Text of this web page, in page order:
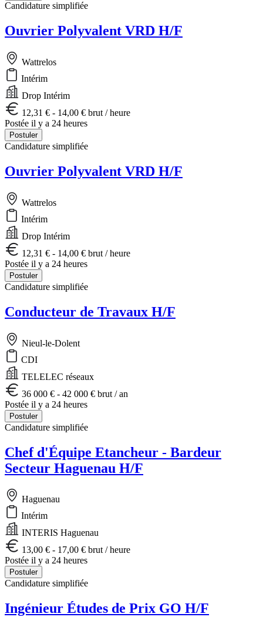
Candidature simplifiée
Ouvrier Polyvalent VRD H/F
Wattrelos
Intérim
Drop Intérim
12,31 € - 14,00 € brut / heure
Postée il y a 24 heures
Postuler
Candidature simplifiée
Ouvrier Polyvalent VRD H/F
Wattrelos
Intérim
Drop Intérim
12,31 € - 14,00 € brut / heure
Postée il y a 24 heures
Postuler
Candidature simplifiée
Conducteur de Travaux H/F
Nieul-le-Dolent
CDI
TELELEC réseaux
36 000 € - 42 000 € brut / an
Postée il y a 24 heures
Postuler
Candidature simplifiée
Chef d'Équipe Etancheur - Bardeur
Secteur Haguenau H/F
Haguenau
Intérim
INTERIS Haguenau
13,00 € - 17,00 € brut / heure
Postée il y a 24 heures
Postuler
Candidature simplifiée
Ingénieur Études de Prix GO H/F